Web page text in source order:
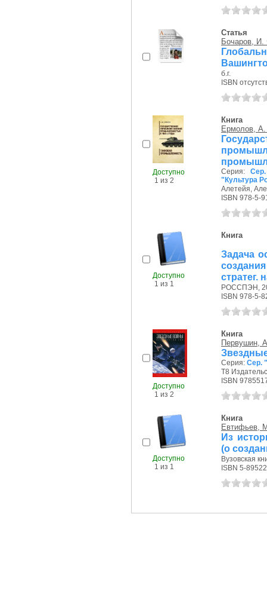
Статья
Бочаров,
б.г.
ISBN
Доступно
1 из 2
Книга
Ермолов,
Серия:
"Культура
Алетейя,
ISBN 978-5-
Доступно
1 из 1
Книга
Задача
стратег.
РОССПЭН,
ISBN 978-5-
Доступно
1 из 2
Книга
Первушин,
Серия: Сер.
Т8
ISBN
Доступно
1 из 1
Книга
Евтифьев,
Из
(о
Вузовская
ISBN 5-